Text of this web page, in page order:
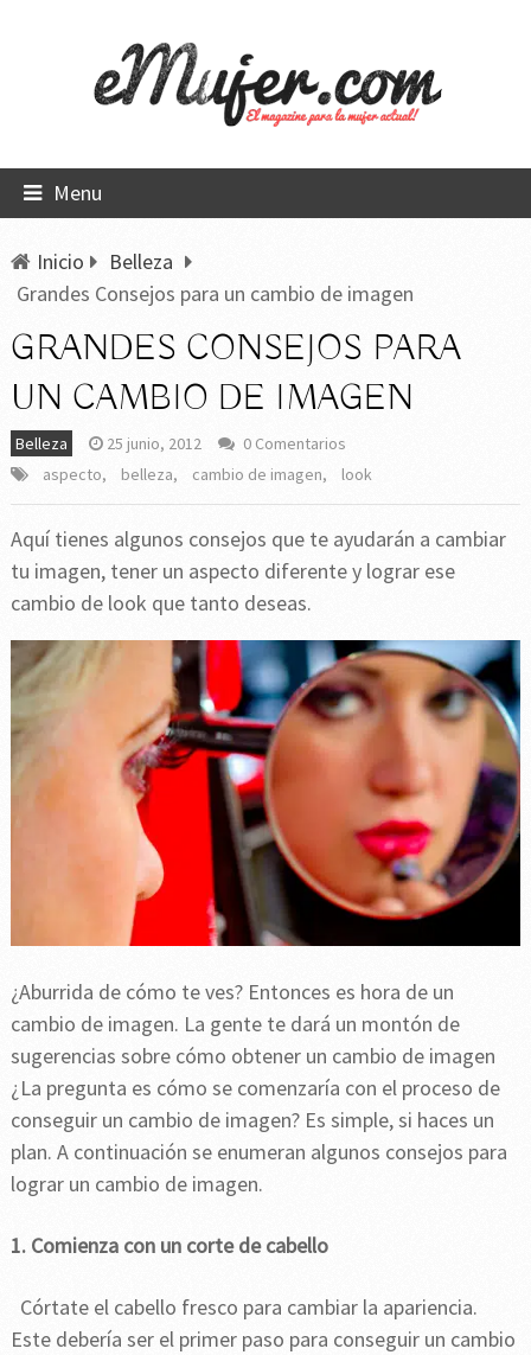
Menu
Inicio
Belleza
Grandes Consejos para un cambio de imagen
GRANDES CONSEJOS PARA
UN CAMBIO DE IMAGEN
Belleza 25 junio, 2012
0 Comentarios
aspecto, belleza, cambio de imagen, look
Aquí tienes algunos consejos que te ayudarán a cambiar
tu imagen, tener un aspecto diferente y lograr ese
cambio de look que tanto deseas.
¿Aburrida de cómo te ves? Entonces es hora de un
cambio de imagen. La gente te dará un montón de
sugerencias sobre cómo obtener un cambio de imagen
¿La pregunta es cómo se comenzaría con el proceso de
conseguir un cambio de imagen? Es simple, si haces un
plan. A continuación se enumeran algunos consejos para
lograr un cambio de imagen.
1. Comienza con un corte de cabello
Córtate el cabello fresco para cambiar la apariencia.
Este debería ser el primer paso para conseguir un cambio